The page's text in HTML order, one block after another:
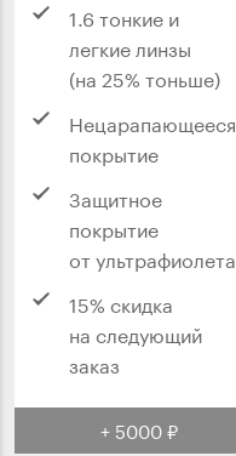
1.6 тонкие и
легкие линзы
(на 25% тоньше)
Нецарапающееся
покрытие
Защитное
покрытие
от ультрафиолета
15% скидка
на следующий
заказ
+ 5000 ₽